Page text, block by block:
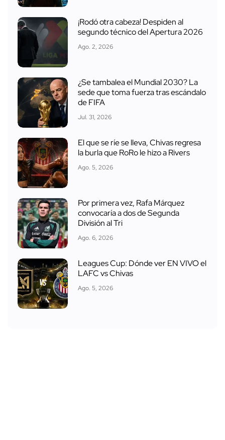
¡Rodó otra cabeza! Despiden al
segundo técnico del Apertura 2026
Ago. 2, 2026
¿Se tambalea el Mundial 2030? La
sede que toma fuerza tras escándalo
de FIFA
Jul. 31, 2026
El que se ríe se lleva, Chivas regresa
la burla que RoRo le hizo a Rivers
Ago. 5, 2026
Por primera vez, Rafa Márquez
convocaría a dos de Segunda
División al Tri
Ago. 6, 2026
Leagues Cup: Dónde ver EN VIVO el
LAFC vs Chivas
Ago. 5, 2026